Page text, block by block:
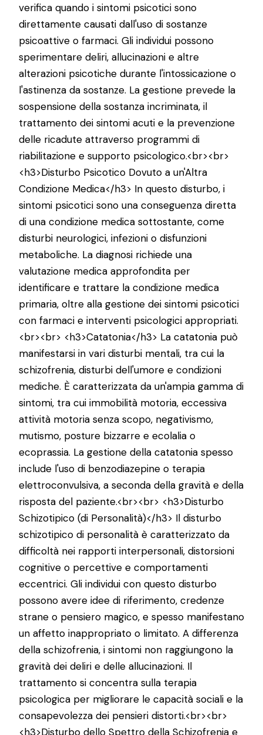
verifica quando i sintomi psicotici sono
direttamente causati dall'uso di sostanze
psicoattive o farmaci. Gli individui possono
sperimentare deliri, allucinazioni e altre
alterazioni psicotiche durante l'intossicazione o
l'astinenza da sostanze. La gestione prevede la
sospensione della sostanza incriminata, il
trattamento dei sintomi acuti e la prevenzione
delle ricadute attraverso programmi di
riabilitazione e supporto psicologico.<br><br>
<h3>Disturbo Psicotico Dovuto a un'Altra
Condizione Medica</h3> In questo disturbo, i
sintomi psicotici sono una conseguenza diretta
di una condizione medica sottostante, come
disturbi neurologici, infezioni o disfunzioni
metaboliche. La diagnosi richiede una
valutazione medica approfondita per
identificare e trattare la condizione medica
primaria, oltre alla gestione dei sintomi psicotici
con farmaci e interventi psicologici appropriati.
<br><br> <h3>Catatonia</h3> La catatonia può
manifestarsi in vari disturbi mentali, tra cui la
schizofrenia, disturbi dell'umore e condizioni
mediche. È caratterizzata da un'ampia gamma di
sintomi, tra cui immobilità motoria, eccessiva
attività motoria senza scopo, negativismo,
mutismo, posture bizzarre e ecolalia o
ecoprassia. La gestione della catatonia spesso
include l'uso di benzodiazepine o terapia
elettroconvulsiva, a seconda della gravità e della
risposta del paziente.<br><br> <h3>Disturbo
Schizotipico (di Personalità)</h3> Il disturbo
schizotipico di personalità è caratterizzato da
difficoltà nei rapporti interpersonali, distorsioni
cognitive o percettive e comportamenti
eccentrici. Gli individui con questo disturbo
possono avere idee di riferimento, credenze
strane o pensiero magico, e spesso manifestano
un affetto inappropriato o limitato. A differenza
della schizofrenia, i sintomi non raggiungono la
gravità dei deliri e delle allucinazioni. Il
trattamento si concentra sulla terapia
psicologica per migliorare le capacità sociali e la
consapevolezza dei pensieri distorti.<br><br>
<h3>Disturbo dello Spettro della Schizofrenia e